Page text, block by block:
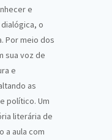
e
o
Por meio dos
sua voz de
e
as
político. Um
literária de
a aula com